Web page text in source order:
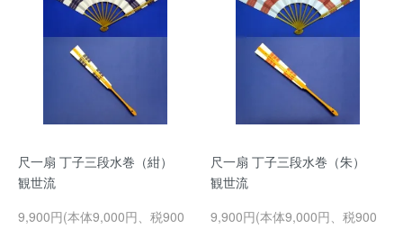
尺一扇 丁子三段水巻（紺）
観世流
9,900円(本体9,000円、税900
尺一扇 丁子三段水巻（朱）
観世流
9,900円(本体9,000円、税900